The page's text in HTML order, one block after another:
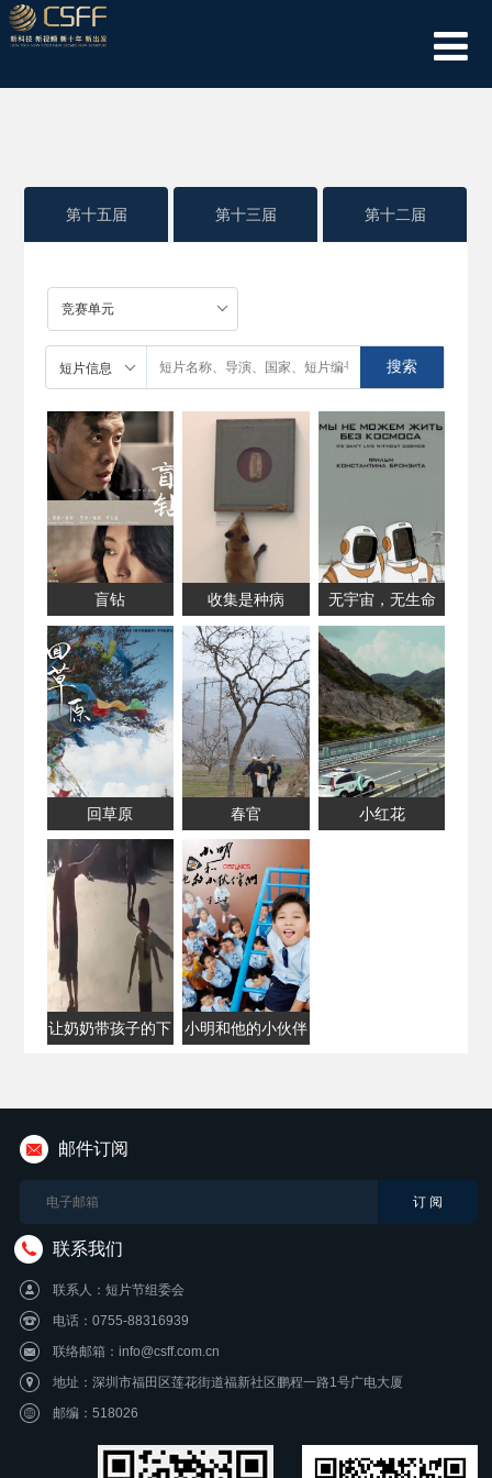
第十五届 第十三届 第十二届
盲钻 收集是种病 无宇宙，无生命
回草原 春官 小红花
让奶奶带孩子的下
小明和他的小伙伴
邮件订阅
联系我们
联系人：短片节组委会
电话：0755-88316939
联络邮箱：info@csff.com.cn
地址：深圳市福田区莲花街道福新社区鹏程一路1号广电大厦
邮编：518026